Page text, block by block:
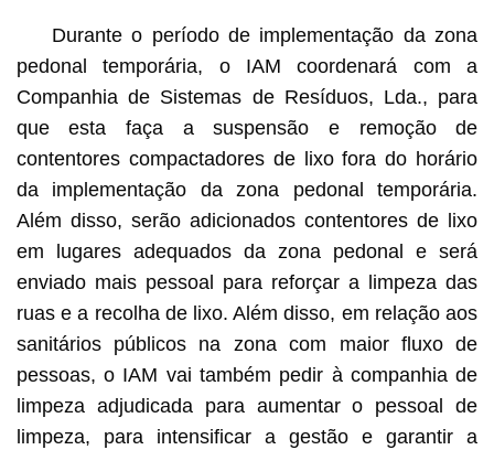
Durante o período de implementação da zona
pedonal temporária, o IAM coordenará com a
Companhia de Sistemas de Resíduos, Lda., para
que esta faça a suspensão e remoção de
contentores compactadores de lixo fora do horário
da implementação da zona pedonal temporária.
Além disso, serão adicionados contentores de lixo
em lugares adequados da zona pedonal e será
enviado mais pessoal para reforçar a limpeza das
ruas e a recolha de lixo. Além disso, em relação aos
sanitários públicos na zona com maior fluxo de
pessoas, o IAM vai também pedir à companhia de
limpeza adjudicada para aumentar o pessoal de
limpeza, para intensificar a gestão e garantir a